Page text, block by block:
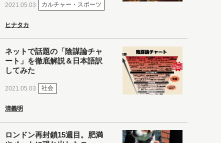
2021.05.03 カルチャー・スポーツ
ヒナタカ
ネットで話題の「陰謀論チャ
ート」を徹底解説＆日本語訳
してみた
2021.05.03 社会
清義明
ロンドン再封鎖15週目。肥満